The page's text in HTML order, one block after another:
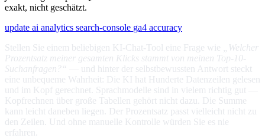
exakt, nicht geschätzt.
update ai analytics search-console ga4 accuracy
Stellen Sie einem beliebigen KI-Chat-Tool eine Frage wie
„Welcher
Prozentsatz meiner gesamten Klicks stammt von meinen Top-10-
Suchanfragen?“
— und hinter der selbstbewussten Antwort steckt
eine unbequeme Wahrheit: Die KI hat Hunderte Datenzeilen gelesen
und im Kopf gerechnet. Sprachmodelle sind in vielem richtig gut —
Kopfrechnen über große Tabellen gehört nicht dazu. Die Summe
kann leicht daneben liegen. Der Prozentsatz passt vielleicht nicht zu
den Zeilen. Und ohne manuelle Kontrolle würden Sie es nie
erfahren.